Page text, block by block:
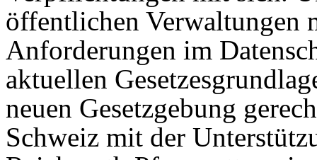
öffentlichen Verwaltungen
Anforderungen im
aktuellen
neuen Gesetzgebung
Schweiz mit der